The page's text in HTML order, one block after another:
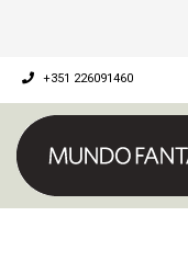
+351 226091460